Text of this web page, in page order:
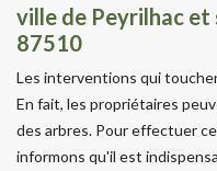
ville de Peyrilhac et
87510
Les interventions qui
En fait, les propriétaires
des arbres. Pour effectuer
informons qu'il est